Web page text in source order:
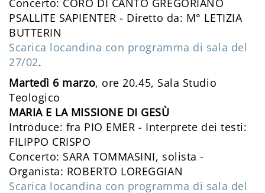
Concerto: CORO DI CANTO GREGORIANO
PSALLITE SAPIENTER - Diretto da: M° LETIZIA
BUTTERIN
Scarica locandina con programma di sala del
27/02.
Martedì 6 marzo, ore 20.45, Sala Studio
Teologico
MARIA E LA MISSIONE DI GESÙ
Introduce: fra PIO EMER - Interprete dei testi:
FILIPPO CRISPO
Concerto: SARA TOMMASINI, solista -
Organista: ROBERTO LOREGGIAN
Scarica locandina con programma di sala del